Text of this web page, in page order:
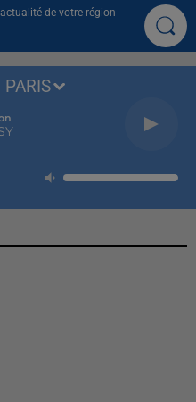
de votre région
PARIS